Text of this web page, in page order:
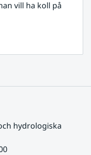
vill ha koll på
hydrologiska